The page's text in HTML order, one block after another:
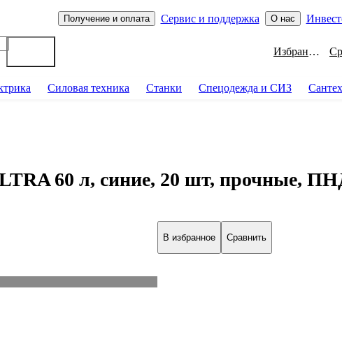
Получение и оплата Сервис и поддержка О нас
Избранное
Силовая техника Станки Спецодежда и СИЗ
60 л, синие, 20 шт, прочные,
В избранное Сравнить